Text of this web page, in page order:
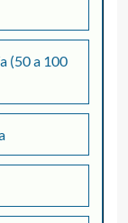
(50 a 100